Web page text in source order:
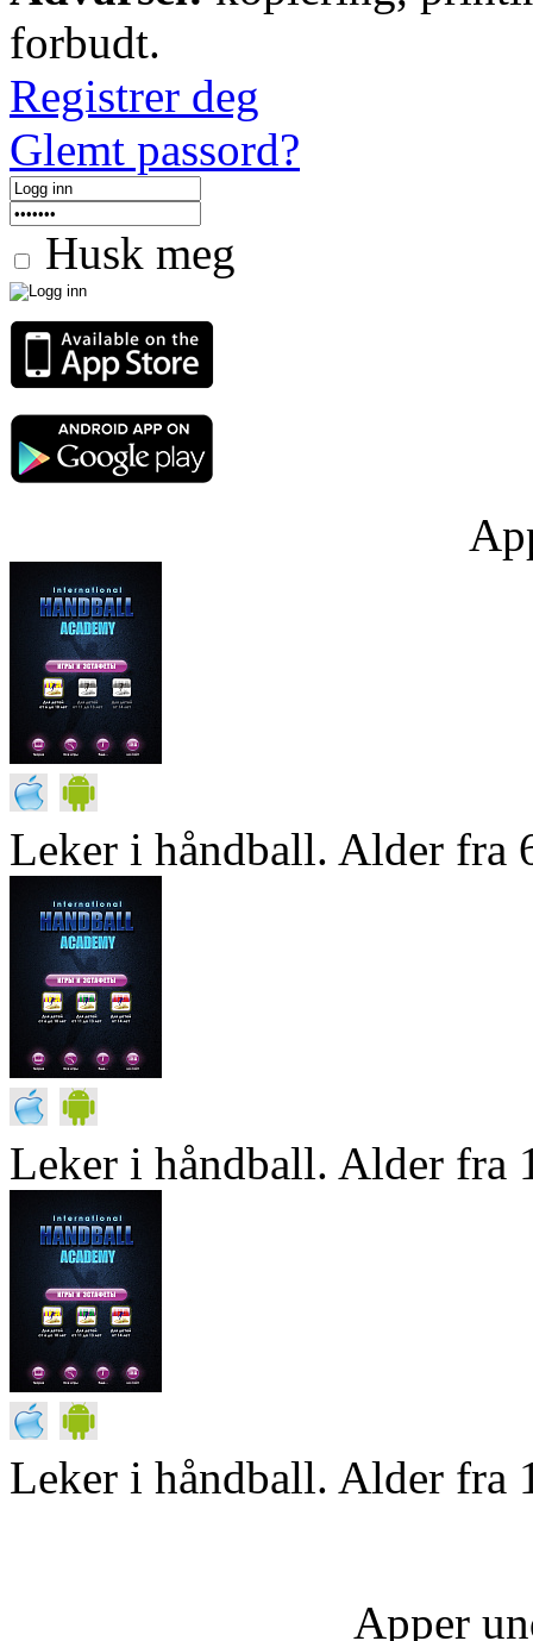
forbudt.
Registrer deg
Glemt passord?
Husk meg
Leker i håndball. Alder fra
Leker i håndball. Alder fra
Leker i håndball. Alder fra
Apper